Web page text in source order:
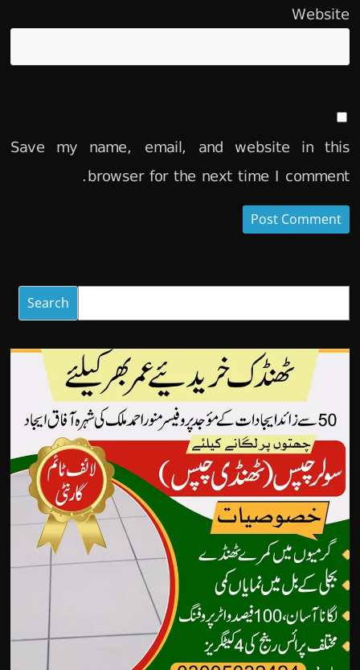
Website
Save my name, email, and website in this
browser for the next time I comment.
Search